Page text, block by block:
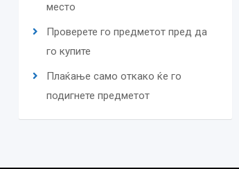
место
Проверете го предметот пред да
го купите
Плаќање само откако ќе го
подигнете предметот